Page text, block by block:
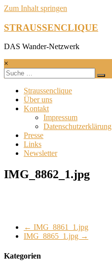
Zum Inhalt springen
STRAUSSENCLIQUE
DAS Wander-Netzwerk
×
Straussenclique
Über uns
Kontakt
Impressum
Datenschutzerklärung
Presse
Links
Newsletter
IMG_8862_1.jpg
← IMG_8861_1.jpg
IMG_8865_1.jpg →
Kategorien